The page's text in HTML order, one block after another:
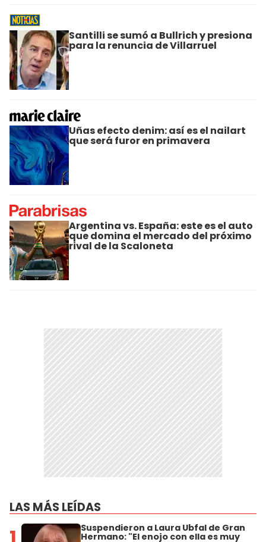
Santilli se sumó a Bullrich y presiona
para la renuncia de Villarruel
Uñas efecto denim: así es el nailart
que será furor en primavera
Argentina vs. España: este es el auto
que domina el mercado del próximo
rival de la Scaloneta
LAS MÁS LEÍDAS
Suspendieron a Laura Ubfal de Gran
Hermano: "El enojo con ella es muy